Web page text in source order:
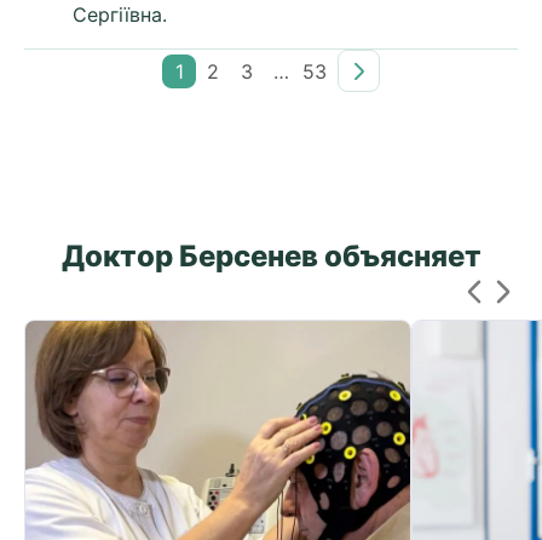
Сергіївна.
1 2 3 … 53
Доктор Берсенев объясняет